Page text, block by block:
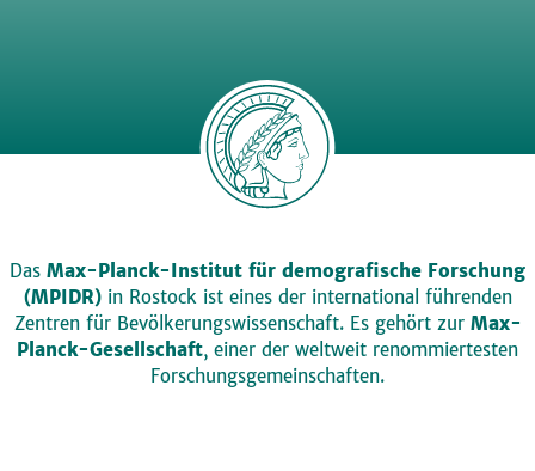
Das Max-Planck-Institut für demografische Forschung
(MPIDR)in Rostock ist eines der international führenden
Zentren für Bevölkerungswissenschaft. Es gehört zur Max-
Planck-Gesellschaft, einer der weltweit renommiertesten
Forschungsgemeinschaften.